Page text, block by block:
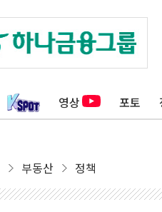
영상 포토
부동산 정책